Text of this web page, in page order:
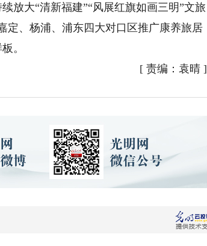
放大“清新福建”“风展红旗如画三明”文旅
定、杨浦、浦东四大对口区推广康养旅居
。
[ 责编：袁晴 ]